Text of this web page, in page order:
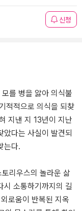
신청
를 병을 앓아 의식불
적적으로 의식을 되찾
지낸 지 13년이 지난
다는 사실이 발견되
는다.
리우스의 놀라운 삶
시 소통하기까지의 길
로움이 반복된 지옥